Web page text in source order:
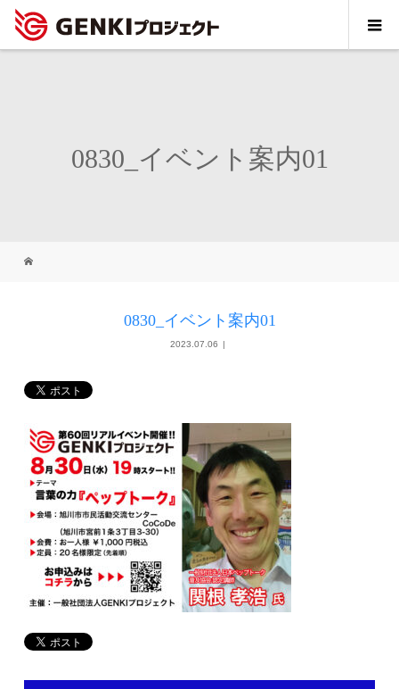
0830_イベント案内01
0830_イベント案内01
2023.07.06